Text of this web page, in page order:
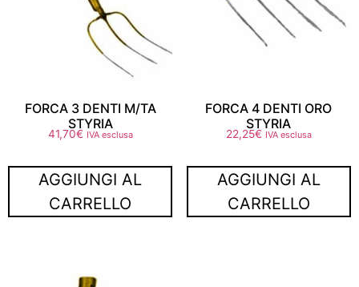
FORCA 3 DENTI M/TA
STYRIA
41,70€ IVA esclusa
AGGIUNGI AL
CARRELLO
FORCA 4 DENTI ORO
STYRIA
22,25€ IVA esclusa
AGGIUNGI AL
CARRELLO